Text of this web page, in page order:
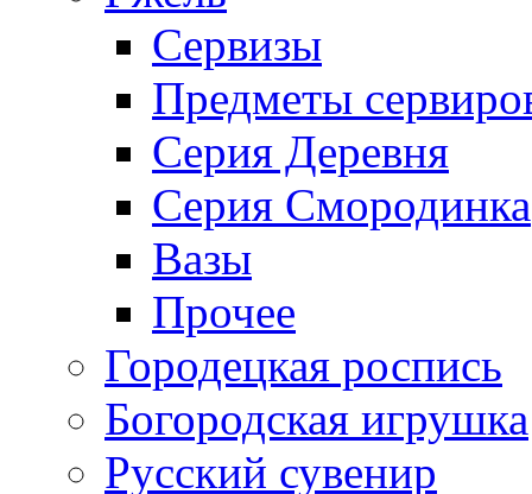
Сервизы
Предметы
Серия Деревня
Серия Смородинка
Вазы
Прочее
Городецкая роспись
Богородская игрушка
Русский сувенир